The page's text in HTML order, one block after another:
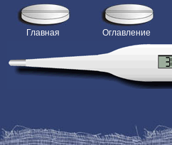
Главная Оглавление